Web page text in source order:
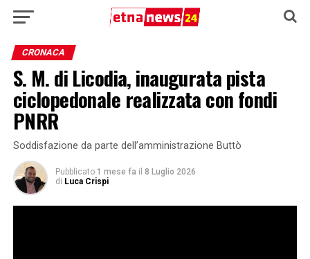
CRONACA
S. M. di Licodia, inaugurata pista
ciclopedonale realizzata con fondi
PNRR
Soddisfazione da parte dell’amministrazione Buttò
Pubblicato 1 mese fa il 8 Luglio 2026
di Luca Crispi